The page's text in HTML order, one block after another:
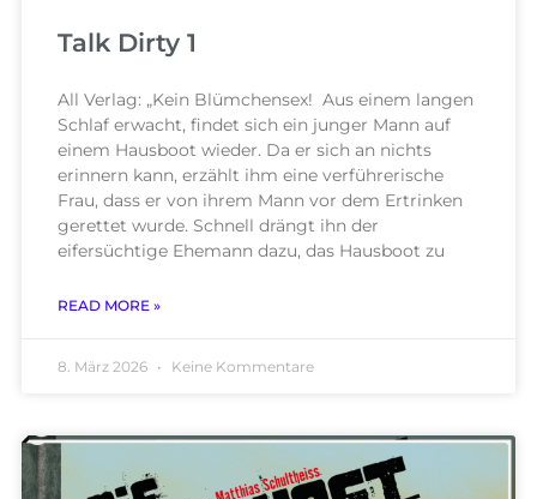
Talk Dirty 1
All Verlag: „Kein Blümchensex! Aus einem langen
Schlaf erwacht, findet sich ein junger Mann auf
einem Hausboot wieder. Da er sich an nichts
erinnern kann, erzählt ihm eine verführerische
Frau, dass er von ihrem Mann vor dem Ertrinken
gerettet wurde. Schnell drängt ihn der
eifersüchtige Ehemann dazu, das Hausboot zu
READ MORE »
8. März 2026 Keine Kommentare